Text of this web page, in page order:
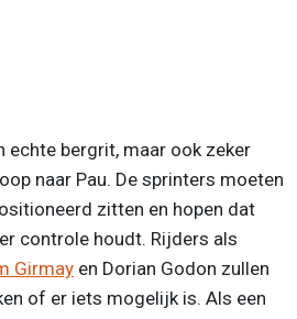
echte bergrit, maar ook zeker
naar Pau. De sprinters moeten
zitten en hopen dat
controle houdt. Rijders als
Girmay en Dorian Godon zullen
of er iets mogelijk is. Als een